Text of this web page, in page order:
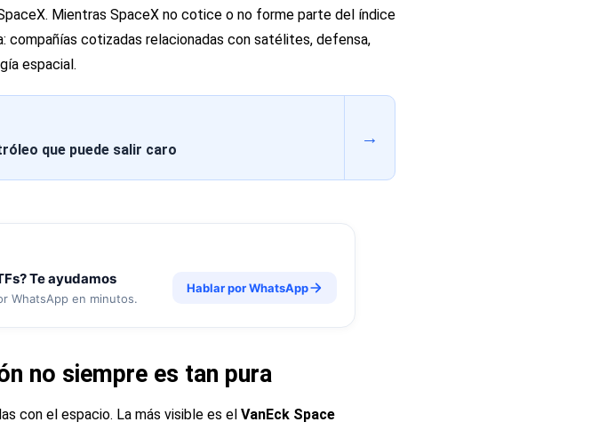
Mientras SpaceX no cotice o no forme parte del índice
cotizadas relacionadas con satélites, defensa,
espacial.
que puede salir caro
→
Te ayudamos
WhatsApp en minutos.
Hablar por WhatsApp
no siempre es tan pura
con el espacio. La más visible es el VanEck Space